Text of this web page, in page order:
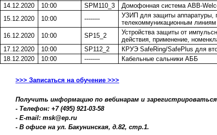
14.12.2020
10:00 SPM110_3
Домофонная система ABB-
15.12.2020
10:00 --------
УЗИП для защиты аппаратуры,
телекоммуникационным линиям
16.12.2020
10:00 SP15_2
Устройства защиты от
действия, применение,
17.12.2020
10:00 SP112_2
КРУЭ SafeRing/SafePlus для
18.12.2020
10:00 -------- Кабельные сальники АББ
>>> Записаться на обучение >>>
Получить информацию по вебинарам и
- Телефон: +7 (495) 921-03-58
- E-mail: msk@ep.ru
- В офисе на ул. Бакунинская, д.82, стр.1.